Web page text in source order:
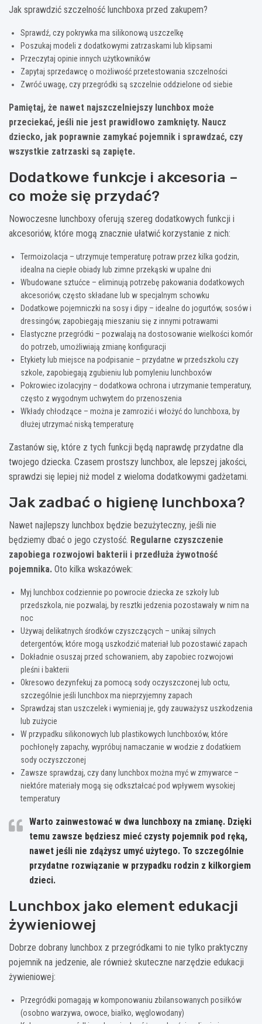
Jak sprawdzić szczelność lunchboxa przed zakupem?
Sprawdź, czy pokrywka ma silikonową uszczelkę
Poszukaj modeli z dodatkowymi zatrzaskami lub klipsami
Przeczytaj opinie innych użytkowników
Zapytaj sprzedawcę o możliwość przetestowania szczelności
Zwróć uwagę, czy przegródki są szczelnie oddzielone od siebie
Pamiętaj, że nawet najszczelniejszy lunchbox może
przeciekać, jeśli nie jest prawidłowo zamknięty. Naucz
dziecko, jak poprawnie zamykać pojemnik i sprawdzać, czy
wszystkie zatrzaski są zapięte.
Dodatkowe funkcje i akcesoria –
co może się przydać?
Nowoczesne lunchboxy oferują szereg dodatkowych funkcji i
akcesoriów, które mogą znacznie ułatwić korzystanie z nich:
Termoizolacja – utrzymuje temperaturę potraw przez kilka godzin,
idealna na ciepłe obiady lub zimne przekąski w upalne dni
Wbudowane sztućce – eliminują potrzebę pakowania dodatkowych
akcesoriów, często składane lub w specjalnym schowku
Dodatkowe pojemniczki na sosy i dipy – idealne do jogurtów, sosów i
dressingów, zapobiegają mieszaniu się z innymi potrawami
Elastyczne przegródki – pozwalają na dostosowanie wielkości komór
do potrzeb, umożliwiają zmianę konfiguracji
Etykiety lub miejsce na podpisanie – przydatne w przedszkolu czy
szkole, zapobiegają zgubieniu lub pomyleniu lunchboxów
Pokrowiec izolacyjny – dodatkowa ochrona i utrzymanie temperatury,
często z wygodnym uchwytem do przenoszenia
Wkłady chłodzące – można je zamrozić i włożyć do lunchboxa, by
dłużej utrzymać niską temperaturę
Zastanów się, które z tych funkcji będą naprawdę przydatne dla
twojego dziecka. Czasem prostszy lunchbox, ale lepszej jakości,
sprawdzi się lepiej niż model z wieloma dodatkowymi gadżetami.
Jak zadbać o higienę lunchboxa?
Nawet najlepszy lunchbox będzie bezużyteczny, jeśli nie
będziemy dbać o jego czystość. Regularne czyszczenie
zapobiega rozwojowi bakterii i przedłuża żywotność
pojemnika. Oto kilka wskazówek:
Myj lunchbox codziennie po powrocie dziecka ze szkoły lub
przedszkola, nie pozwalaj, by resztki jedzenia pozostawały w nim na
noc
Używaj delikatnych środków czyszczących – unikaj silnych
detergentów, które mogą uszkodzić materiał lub pozostawić zapach
Dokładnie osuszaj przed schowaniem, aby zapobiec rozwojowi
pleśni i bakterii
Okresowo dezynfekuj za pomocą sody oczyszczonej lub octu,
szczególnie jeśli lunchbox ma nieprzyjemny zapach
Sprawdzaj stan uszczelek i wymieniaj je, gdy zauważysz uszkodzenia
lub zużycie
W przypadku silikonowych lub plastikowych lunchboxów, które
pochłonęły zapachy, wypróbuj namaczanie w wodzie z dodatkiem
sody oczyszczonej
Zawsze sprawdzaj, czy dany lunchbox można myć w zmywarce –
niektóre materiały mogą się odkształcać pod wpływem wysokiej
temperatury
Warto zainwestować w dwa lunchboxy na zmianę. Dzięki
temu zawsze będziesz mieć czysty pojemnik pod ręką,
nawet jeśli nie zdążysz umyć użytego. To szczególnie
przydatne rozwiązanie w przypadku rodzin z kilkorgiem
dzieci.
Lunchbox jako element edukacji
żywieniowej
Dobrze dobrany lunchbox z przegródkami to nie tylko praktyczny
pojemnik na jedzenie, ale również skuteczne narzędzie edukacji
żywieniowej:
Przegródki pomagają w komponowaniu zbilansowanych posiłków
(osobno warzywa, owoce, białko, węglowodany)